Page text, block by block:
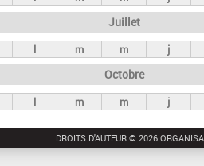
Juillet
l m m j
Octobre
l m m j
DROITS D'AUTEUR © 2026